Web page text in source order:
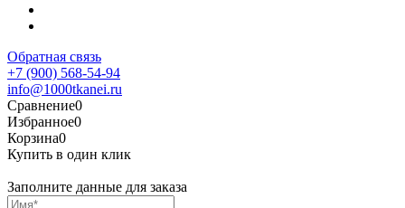
Обратная связь
+7 (900) 568-54-94
info@1000tkanei.ru
Сравнение0
Избранное0
Корзина0
Купить в один клик
Заполните данные для заказа